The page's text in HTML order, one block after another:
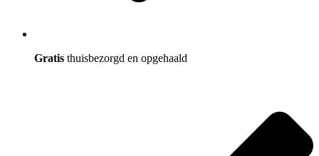
Gratis thuisbezorgd en opgehaald